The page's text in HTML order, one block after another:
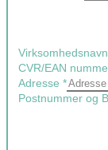
Virksomhedsnavn
CVR/EAN
Adresse *
Postnummer og